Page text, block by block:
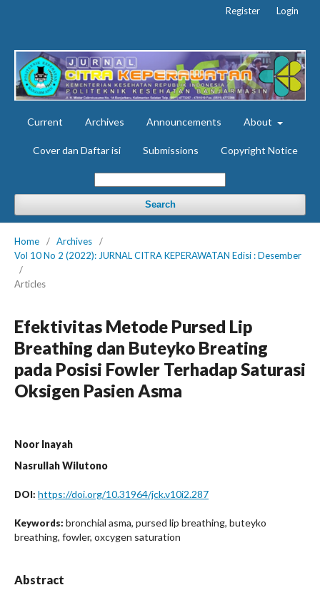
Current Archives Announcements About
Cover dan Daftar isi Submissions Copyright Notice
Search
Register Login
Home / Archives
/
Vol 10 No 2 (2022): JURNAL CITRA KEPERAWATAN Edisi : Desember
/
Articles
Efektivitas Metode Pursed Lip
Breathing dan Buteyko Breating
pada Posisi Fowler Terhadap Saturasi
Oksigen Pasien Asma
Noor Inayah
Nasrullah Wilutono
DOI: https://doi.org/10.31964/jck.v10i2.287
Keywords: bronchial asma, pursed lip breathing, buteyko
breathing, fowler, oxcygen saturation
Abstract